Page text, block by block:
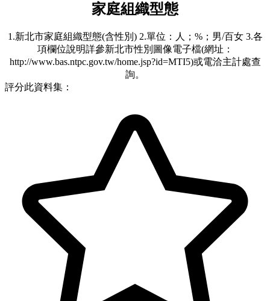
家庭組織型態
1.新北市家庭組織型態(含性別) 2.單位：人；%；男/百女 3.各
項欄位說明詳參新北市性別圖像電子檔(網址：
http://www.bas.ntpc.gov.tw/home.jsp?id=MTI5)或電洽主計處查
詢。
評分此資料集：